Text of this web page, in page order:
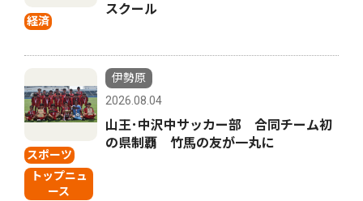
経済
スクール
スポーツ
トップニュ
ース
伊勢原
2026.08.04
山王･中沢中サッカー部 合同チーム初
の県制覇 竹馬の友が一丸に